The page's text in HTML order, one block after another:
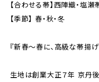
【合わせる帯】西陣織・塩瀬
【季節】 春・秋・冬
『新春～春に、高級な帯揚げ
生地は創業大正７年 京丹後